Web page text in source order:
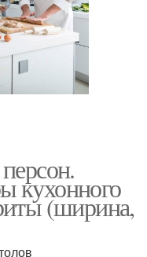
кухонного
(ширина,